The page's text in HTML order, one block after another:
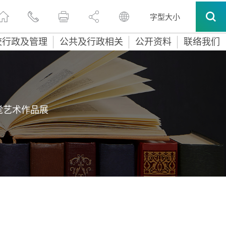
字型大小
政及管理 公共及行政相关 公开资料 联络我们
艺术作品展